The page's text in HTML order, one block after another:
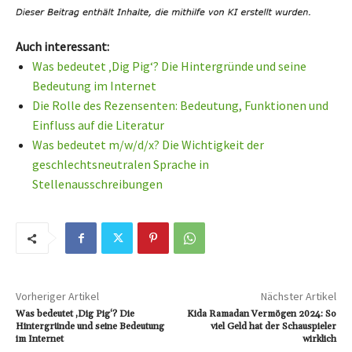
Auch interessant:
Was bedeutet ‚Dig Pig‘? Die Hintergründe und seine
Bedeutung im Internet
Die Rolle des Rezensenten: Bedeutung, Funktionen und
Einfluss auf die Literatur
Was bedeutet m/w/d/x? Die Wichtigkeit der
geschlechtsneutralen Sprache in
Stellenausschreibungen
Vorheriger Artikel
Was bedeutet ‚Dig Pig‘? Die
Hintergründe und seine Bedeutung
im Internet
Nächster Artikel
Kida Ramadan Vermögen 2024: So
viel Geld hat der Schauspieler
wirklich